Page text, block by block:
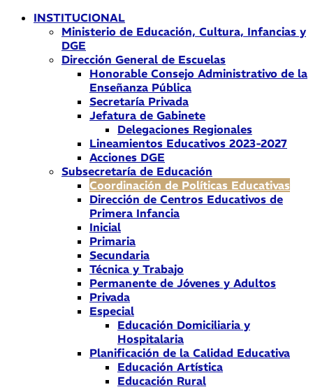
INSTITUCIONAL
Ministerio de Educación, Cultura, Infancias y
DGE
Dirección General de Escuelas
Honorable Consejo Administrativo de la
Enseñanza Pública
Secretaría Privada
Jefatura de Gabinete
Delegaciones Regionales
Lineamientos Educativos 2023-2027
Acciones DGE
Subsecretaría de Educación
Coordinación de Políticas Educativas
Dirección de Centros Educativos de
Primera Infancia
Inicial
Primaria
Secundaria
Técnica y Trabajo
Permanente de Jóvenes y Adultos
Privada
Especial
Educación Domiciliaria y
Hospitalaria
Planificación de la Calidad Educativa
Educación Artística
Educación Rural